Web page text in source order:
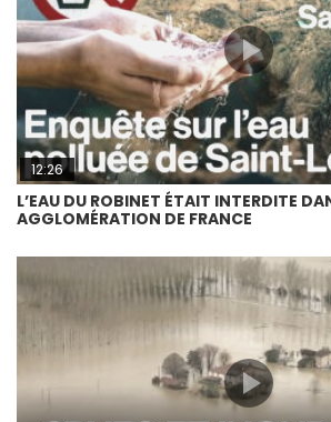
12:26
L’EAU DU ROBINET ÉTAIT INTERDITE
AGGLOMÉRATION DE FRANCE